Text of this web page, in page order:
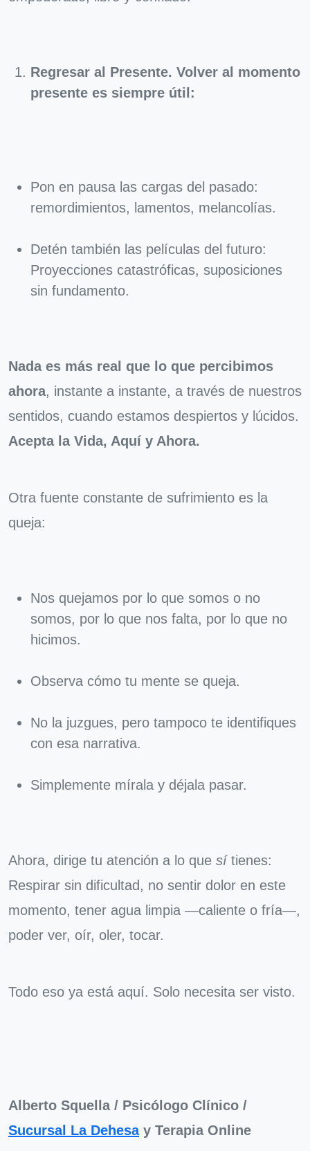
Regresar al Presente. Volver al momento
presente es siempre útil:
Pon en pausa las cargas del pasado:
remordimientos, lamentos, melancolías.
Detén también las películas del futuro:
Proyecciones catastróficas, suposiciones
sin fundamento.
Nada es más real que lo que percibimos
ahora, instante a instante, a través de nuestros
sentidos, cuando estamos despiertos y lúcidos.
Acepta la Vida, Aquí y Ahora.
Otra fuente constante de sufrimiento es la
queja:
Nos quejamos por lo que somos o no
somos, por lo que nos falta, por lo que no
hicimos.
Observa cómo tu mente se queja.
No la juzgues, pero tampoco te identifiques
con esa narrativa.
Simplemente mírala y déjala pasar.
Ahora, dirige tu atención a lo que sítienes:
Respirar sin dificultad, no sentir dolor en este
momento, tener agua limpia —caliente o fría—,
poder ver, oír, oler, tocar.
Todo eso ya está aquí. Solo necesita ser visto.
Alberto Squella / Psicólogo Clínico /
Sucursal La Dehesay Terapia Online